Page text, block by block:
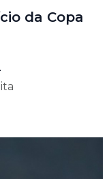
da Copa